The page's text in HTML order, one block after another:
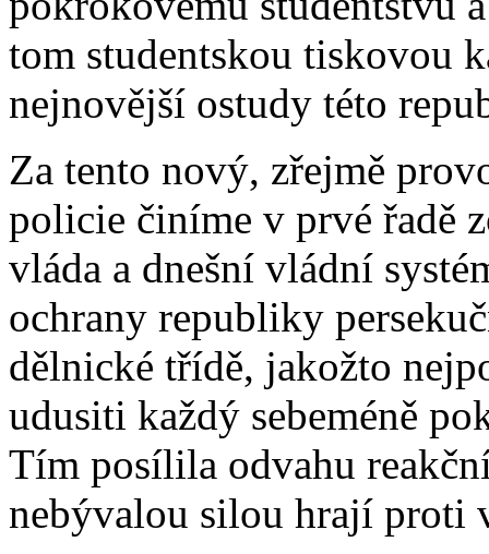
tom studentskou tiskovou
nejnovější ostudy této
Za tento nový, zřejmě
policie činíme v prvé řadě
vláda a dnešní vládní
ochrany republiky
dělnické třídě, jakožto
udusiti každý sebeméně
Tím posílila odvahu
nebývalou silou hrají proti